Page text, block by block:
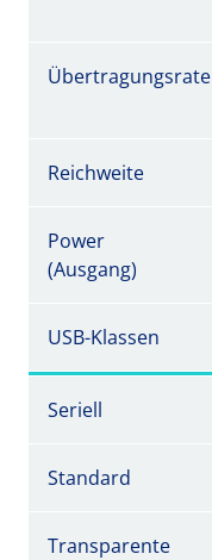
Übertragungsrate
Reichweite
Power
(Ausgang)
USB-Klassen
Seriell
Standard
Transparente